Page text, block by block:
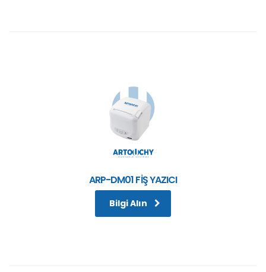
ARP-DM01 FİŞ YAZICI
Bilgi Alın